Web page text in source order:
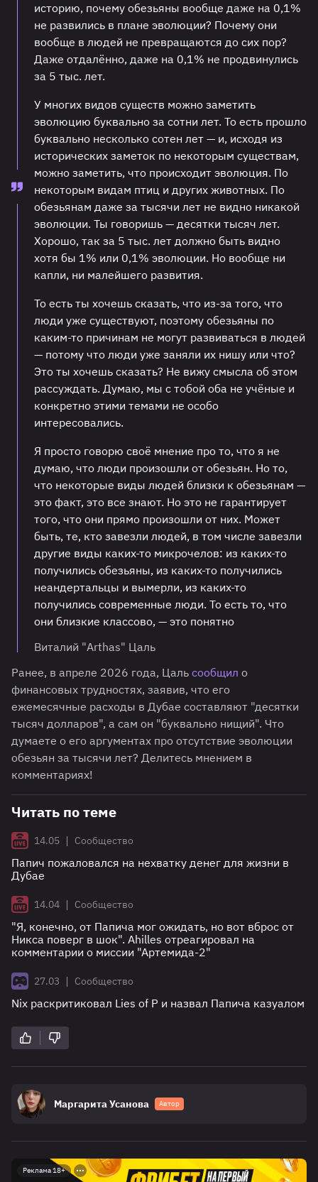
историю, почему обезьяны вообще даже на 0,1%
не развились в плане эволюции? Почему они
вообще в людей не превращаются до сих пор?
Даже отдалённо, даже на 0,1% не продвинулись
за 5 тыс. лет.
У многих видов существ можно заметить
эволюцию буквально за сотни лет. То есть прошло
буквально несколько сотен лет — и, исходя из
исторических заметок по некоторым существам,
можно заметить, что происходит эволюция. По
некоторым видам птиц и других животных. По
обезьянам даже за тысячи лет не видно никакой
эволюции. Ты говоришь — десятки тысяч лет.
Хорошо, так за 5 тыс. лет должно быть видно
хотя бы 1% или 0,1% эволюции. Но вообще ни
капли, ни малейшего развития.
То есть ты хочешь сказать, что из-за того, что
люди уже существуют, поэтому обезьяны по
каким-то причинам не могут развиваться в людей
— потому что люди уже заняли их нишу или что?
Это ты хочешь сказать? Не вижу смысла об этом
рассуждать. Думаю, мы с тобой оба не учёные и
конкретно этими темами не особо
интересовались.
Я просто говорю своё мнение про то, что я не
думаю, что люди произошли от обезьян. Но то,
что некоторые виды людей близки к обезьянам —
это факт, это все знают. Но это не гарантирует
того, что они прямо произошли от них. Может
быть, те, кто завезли людей, в том числе завезли
другие виды каких-то микрочелов: из каких-то
получились обезьяны, из каких-то получились
неандертальцы и вымерли, из каких-то
получились современные люди. То есть то, что
они близкие классово, — это понятно
Виталий "Arthas" Цаль
Ранее, в апреле 2026 года, Цаль сообщил о
финансовых трудностях, заявив, что его
ежемесячные расходы в Дубае составляют "десятки
тысяч долларов", а сам он "буквально нищий". Что
думаете о его аргументах про отсутствие эволюции
обезьян за тысячи лет? Делитесь мнением в
комментариях!
Читать по теме
14.05 | Сообщество
Папич пожаловался на нехватку денег для жизни в
Дубае
14.04 | Сообщество
"Я, конечно, от Папича мог ожидать, но вот вброс от
Никса поверг в шок". Ahilles отреагировал на
комментарии о миссии "Артемида-2"
27.03 | Сообщество
Nix раскритиковал Lies of P и назвал Папича казуалом
Маргарита Усанова Автор
Реклама 18+